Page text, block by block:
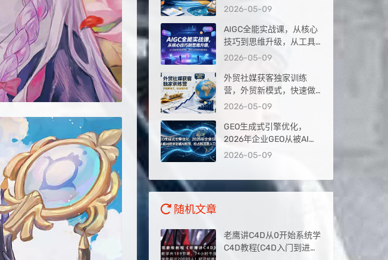
2026出海夺金
2026-05-09
AIGC全能实战课，从核心
技巧到思维升级，从工具
应用到实战落地，解锁AI
2026-05-09
外贸社媒获客独家训练
营，外贸新模式，快速做
外贸（更新26年4月）
2026-05-09
GEO生成式引擎优化，
2026年企业GEO从被AI收
录到被AI推荐，抢占新流
2026-05-09
随机文章
老鹰讲C4D从0开始系统学
C4D教程(C4D入门到进阶